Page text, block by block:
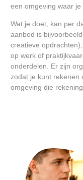
een omgeving waar je
Wat je doet, kan per
aanbod is
creatieve
op werk of
onderdelen. Er zijn
zodat je kunt rekenen
omgeving die